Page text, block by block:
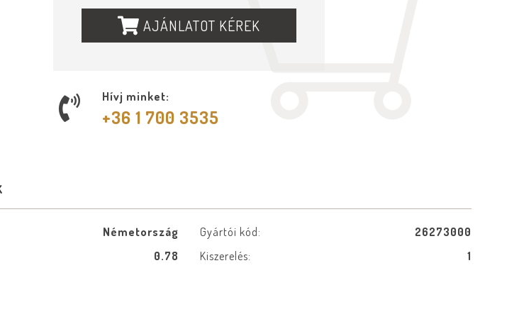
AJÁNLATOT KÉREK
Hívj minket:
+36 1 700 3535
Németország Gyártói kód:
26273000
0.78 Kiszerelés:
1